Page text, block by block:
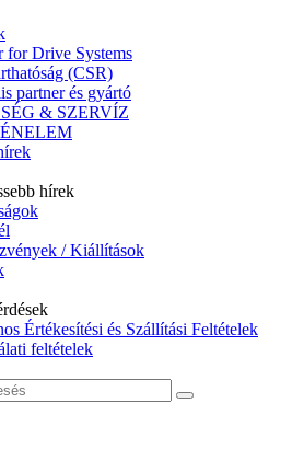
for Drive Systems
(CSR)
partner és gyártó
& SZERVÍZ
hírek
/ Kiállítások
Értékesítési és Szállítási Feltételek
feltételek